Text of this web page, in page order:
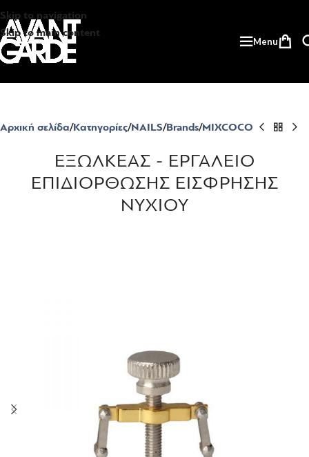
Skip to navigation
Skip to main content
Menu
Αρχική σελίδα Κατηγορίες NAILS Brands MIXCOCO
ΕΞΩΛΚΕΑΣ - ΕΡΓΑΛΕΙΟ
ΕΠΙΔΙΟΡΘΩΣΗΣ ΕΙΣΦΡΗΣΗΣ
ΝΥΧΙΟΥ